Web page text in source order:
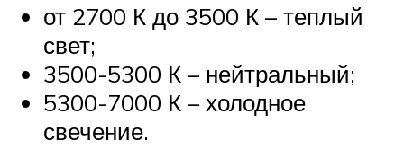
от 2700 К до 3500 К – теплый
свет;
3500-5300 К – нейтральный;
5300-7000 К – холодное
свечение.